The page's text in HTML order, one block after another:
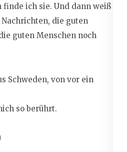
finde ich sie. Und dann weiß
die guten
guten Menschen noch
Schweden, von vor ein
so berührt.